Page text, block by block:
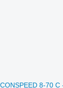
8-70